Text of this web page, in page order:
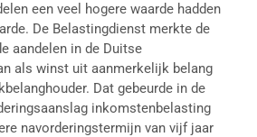
een veel hogere waarde hadden
De Belastingdienst merkte de
aandelen in de Duitse
als winst uit aanmerkelijk belang
Dat gebeurde in de
inkomstenbelasting
navorderingstermijn van vijf jaar